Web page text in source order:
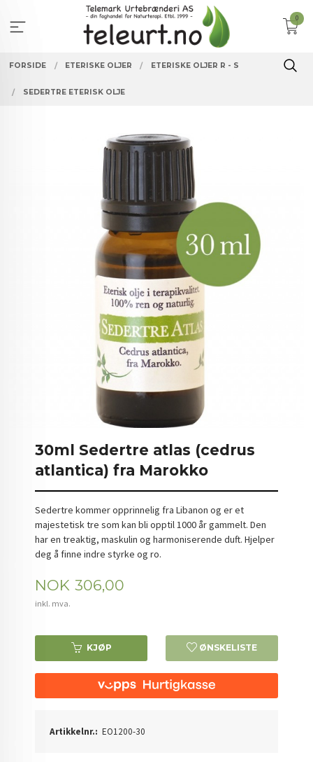
innholdet
0
FORSIDE ETERISKE OLJER ETERISKE OLJER R - S
SEDERTRE ETERISK OLJE
30ml Sedertre atlas (cedrus
atlantica) fra Marokko
Sedertre kommer opprinnelig fra Libanon og er et
majestetisk tre som kan bli opptil 1000 år gammelt. Den
har en treaktig, maskulin og harmoniserende duft. Hjelper
deg å finne indre styrke og ro.
Pris
NOK 306,00
inkl. mva.
KJØP ØNSKELISTE
Artikkelnr.: EO1200-30